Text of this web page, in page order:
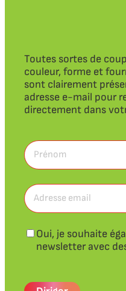
Toutes sortes de
couleur, forme et
sont clairement
adresse e-mail pour
directement dans
Prénom
(Obligatoire)
Adresse
courriel
(obligatoire)
Bulletin
Oui, je souhaite
newsletter avec